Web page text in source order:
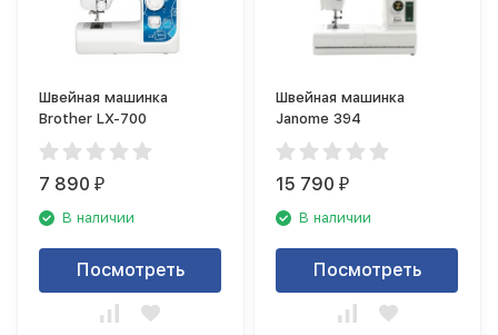
Швейная машинка
Brother LX-700
7 890₽
В наличии
Посмотреть
Швейная машинка
Janome 394
15 790₽
В наличии
Посмотреть